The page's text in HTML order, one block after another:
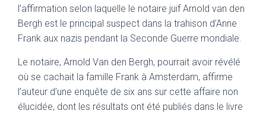
l’affirmation selon laquelle le notaire juif Arnold van den
Bergh est le principal suspect dans la trahison d’Anne
Frank aux nazis pendant la Seconde Guerre mondiale.
Le notaire, Arnold Van den Bergh, pourrait avoir révélé
où se cachait la famille Frank à Amsterdam, affirme
l’auteur d’une enquête de six ans sur cette affaire non
élucidée, dont les résultats ont été publiés dans le livre